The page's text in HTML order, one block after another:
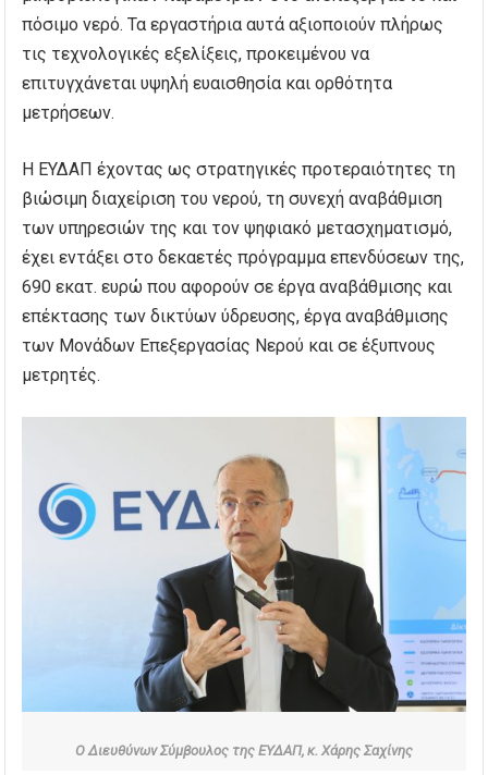
πόσιμο νερό. Τα εργαστήρια αυτά αξιοποιούν πλήρως
τις τεχνολογικές εξελίξεις, προκειμένου να
επιτυγχάνεται υψηλή ευαισθησία και ορθότητα
μετρήσεων.
Η ΕΥΔΑΠ έχοντας ως στρατηγικές προτεραιότητες τη
βιώσιμη διαχείριση του νερού, τη συνεχή αναβάθμιση
των υπηρεσιών της και τον ψηφιακό μετασχηματισμό,
έχει εντάξει στο δεκαετές πρόγραμμα επενδύσεων της,
690 εκατ. ευρώ που αφορούν σε έργα αναβάθμισης και
επέκτασης των δικτύων ύδρευσης, έργα αναβάθμισης
των Μονάδων Επεξεργασίας Νερού και σε έξυπνους
μετρητές.
Ο Διευθύνων Σύμβουλος της ΕΥΔΑΠ, κ. Χάρης Σαχίνης